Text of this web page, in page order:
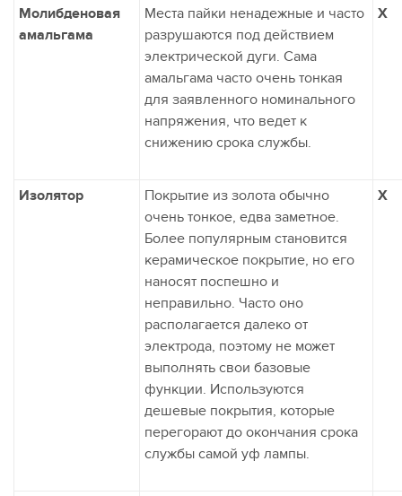
Молибденовая
амальгама
Места пайки ненадежные и часто
разрушаются под действием
электрической дуги. Сама
амальгама часто очень тонкая
для заявленного номинального
напряжения, что ведет к
снижению срока службы.
X
Изолятор
Покрытие из золота обычно
очень тонкое, едва заметное.
Более популярным становится
керамическое покрытие, но его
наносят поспешно и
неправильно. Часто оно
располагается далеко от
электрода, поэтому не может
выполнять свои базовые
функции. Используются
дешевые покрытия, которые
перегорают до окончания срока
службы самой уф лампы.
X